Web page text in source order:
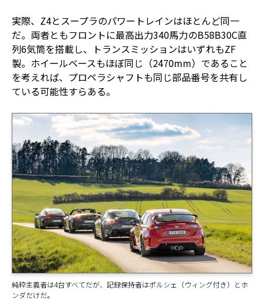
実際、Z4とスープラのパワートレインはほとんど同一
だ。両者ともフロントに最高出力340馬力のB58B30C直
列6気筒を搭載し、トランスミッションはいずれもZF
製。ホイールベースもほぼ同じ（2470mm）であること
を考えれば、プロペラシャフトも同じ部品番号を共有し
ている可能性すらある。
純粋主義者は4台すべてだが、記録保持者はポルシェ（ウィング付き）とホ
ンダだけだ。